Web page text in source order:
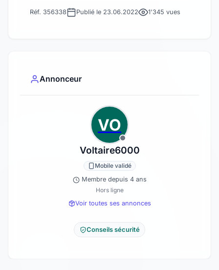
Réf. 356338 Publié le 23.06.2022 1'345 vues
Annonceur
VO
Voltaire6000
Mobile validé
Membre depuis 4 ans
Hors ligne
Voir toutes ses annonces
Conseils sécurité